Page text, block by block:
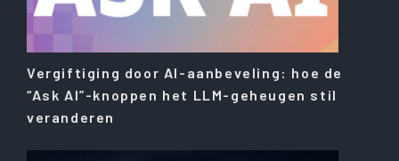
Vergiftiging door AI-aanbeveling: hoe de
“Ask AI”-knoppen het LLM-geheugen stil
veranderen